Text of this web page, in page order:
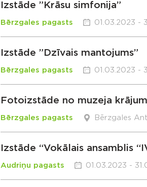
Izstāde ”Krāsu simfonija”
Bērzgales pagasts 01.03.2023 -
Izstāde ”Dzīvais mantojums”
Bērzgales pagasts 01.03.2023 -
Fotoizstāde no muzeja
Bērzgales pagasts Bērzgales
Izstāde “Vokālais ansamblis
Audriņu pagasts 01.03.2023 -